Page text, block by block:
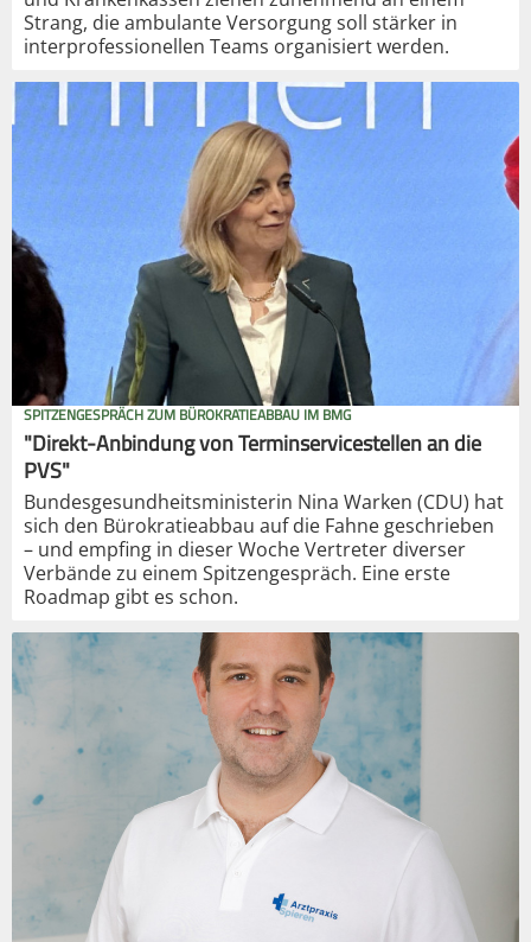
Strang, die ambulante Versorgung soll stärker in
interprofessionellen Teams organisiert werden.
SPITZENGESPRÄCH ZUM BÜROKRATIEABBAU IM BMG
"Direkt-Anbindung von Terminservicestellen an die
PVS"
Bundesgesundheitsministerin Nina Warken (CDU) hat
sich den Bürokratieabbau auf die Fahne geschrieben
– und empfing in dieser Woche Vertreter diverser
Verbände zu einem Spitzengespräch. Eine erste
Roadmap gibt es schon.